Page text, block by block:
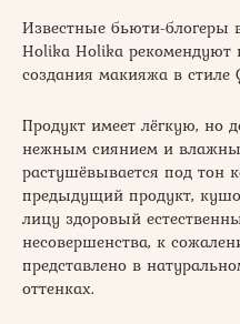
Известные бьюти-блогеры
Holika Holika рекомендуют
создания макияжа в стиле
Продукт имеет лёгкую, но
нежным сиянием и
растушёвывается под тон
предыдущий продукт,
лицу здоровый
несовершенства, к
представлено в
оттенках.